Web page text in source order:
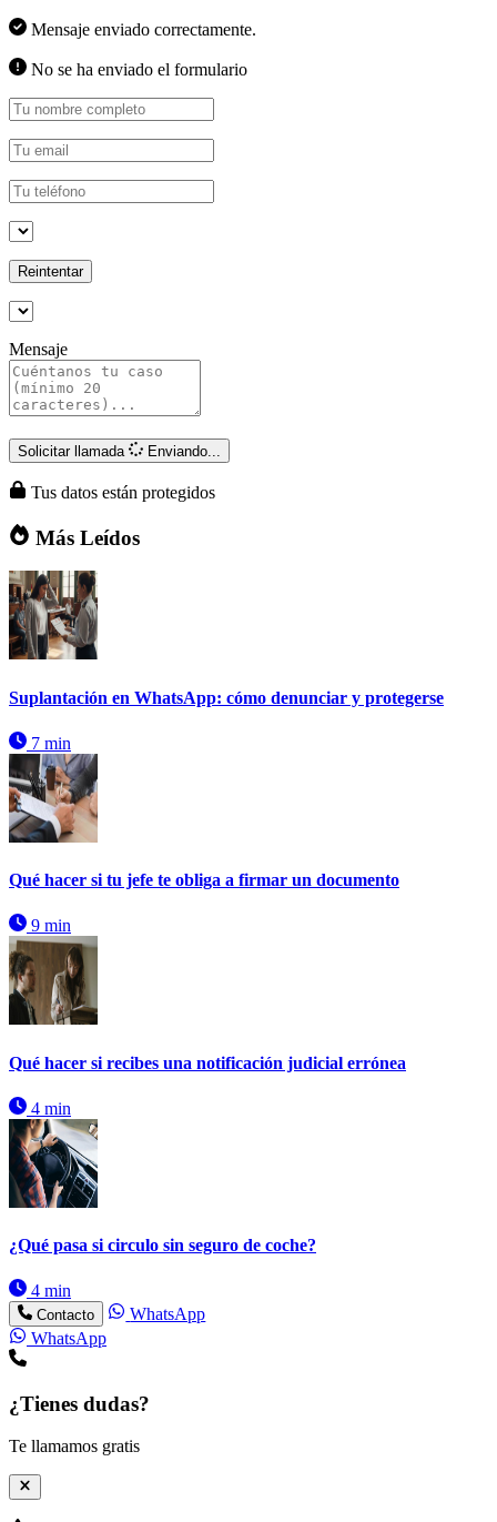
Mensaje enviado correctamente.
No se ha enviado el formulario
Reintentar
Mensaje
Solicitar llamada Enviando...
Tus datos están protegidos
Más Leídos
Suplantación en WhatsApp: cómo denunciar y protegerse
7 min
Qué hacer si tu jefe te obliga a firmar un documento
9 min
Qué hacer si recibes una notificación judicial errónea
4 min
¿Qué pasa si circulo sin seguro de coche?
4 min
Contacto
WhatsApp
WhatsApp
¿Tienes dudas?
Te llamamos gratis